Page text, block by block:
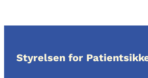
Styrelsen for